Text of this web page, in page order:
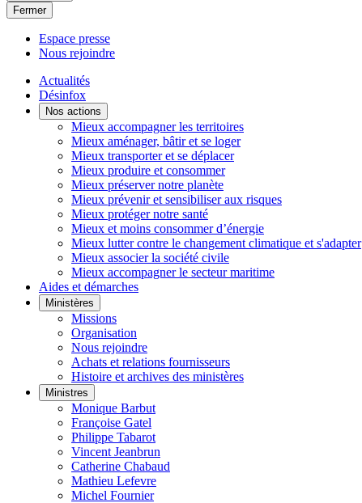
Fermer
Espace presse
Nous rejoindre
Actualités
Désinfox
Nos actions
Mieux accompagner les territoires
Mieux aménager, bâtir et se loger
Mieux transporter et se déplacer
Mieux produire et consommer
Mieux préserver notre planète
Mieux prévenir et sensibiliser aux risques
Mieux protéger notre santé
Mieux et moins consommer d’énergie
Mieux lutter contre le changement climatique et s'adapter
Mieux associer la société civile
Mieux accompagner le secteur maritime
Aides et démarches
Ministères
Missions
Organisation
Nous rejoindre
Achats et relations fournisseurs
Histoire et archives des ministères
Ministres
Monique Barbut
Françoise Gatel
Philippe Tabarot
Vincent Jeanbrun
Catherine Chabaud
Mathieu Lefevre
Michel Fournier